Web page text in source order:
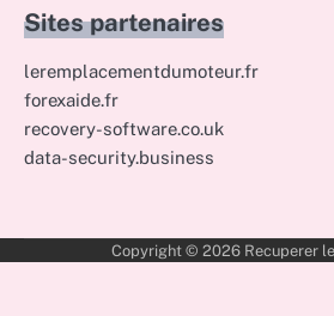
Sites partenaires
leremplacementdumoteur.fr
forexaide.fr
recovery-software.co.uk
data-security.business
Copyright © 2026 Recuperer